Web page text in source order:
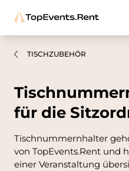
TISCHZUBEHÖR
für die
Tischnummernhalter
von TopEvents.Rent und
einer Veranstaltung